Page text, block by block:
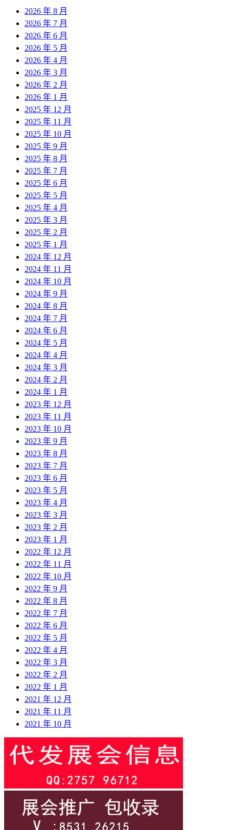
2026 年 8 月
2026 年 7 月
2026 年 6 月
2026 年 5 月
2026 年 4 月
2026 年 3 月
2026 年 2 月
2026 年 1 月
2025 年 12 月
2025 年 11 月
2025 年 10 月
2025 年 9 月
2025 年 8 月
2025 年 7 月
2025 年 6 月
2025 年 5 月
2025 年 4 月
2025 年 3 月
2025 年 2 月
2025 年 1 月
2024 年 12 月
2024 年 11 月
2024 年 10 月
2024 年 9 月
2024 年 8 月
2024 年 7 月
2024 年 6 月
2024 年 5 月
2024 年 4 月
2024 年 3 月
2024 年 2 月
2024 年 1 月
2023 年 12 月
2023 年 11 月
2023 年 10 月
2023 年 9 月
2023 年 8 月
2023 年 7 月
2023 年 6 月
2023 年 5 月
2023 年 4 月
2023 年 3 月
2023 年 2 月
2023 年 1 月
2022 年 12 月
2022 年 11 月
2022 年 10 月
2022 年 9 月
2022 年 8 月
2022 年 7 月
2022 年 6 月
2022 年 5 月
2022 年 4 月
2022 年 3 月
2022 年 2 月
2022 年 1 月
2021 年 12 月
2021 年 11 月
2021 年 10 月